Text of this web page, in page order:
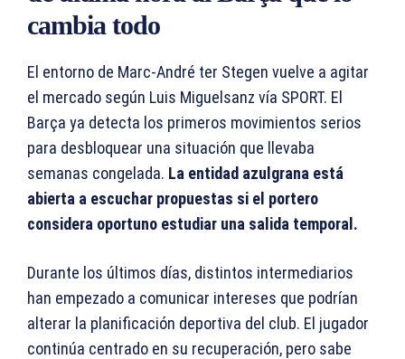
cambia todo
El entorno de Marc-André ter Stegen vuelve a agitar
el mercado según Luis Miguelsanz vía SPORT. El
Barça ya detecta los primeros movimientos serios
para desbloquear una situación que llevaba
semanas congelada. La entidad azulgrana está
abierta a escuchar propuestas si el portero
considera oportuno estudiar una salida temporal.
Durante los últimos días, distintos intermediarios
han empezado a comunicar intereses que podrían
alterar la planificación deportiva del club. El jugador
continúa centrado en su recuperación, pero sabe